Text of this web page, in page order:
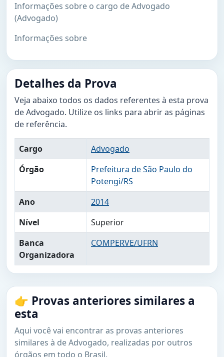
Informações sobre o cargo de Advogado
(Advogado)
Informações sobre
Detalhes da Prova
Veja abaixo todos os dados referentes à esta prova
de Advogado. Utilize os links para abrir as páginas
de referência.
Cargo
Advogado
Órgão
Prefeitura de São Paulo do
Potengi/RS
Ano
2014
Nível
Superior
Banca
Organizadora
COMPERVE/UFRN
👉 Provas anteriores similares a
esta
Aqui você vai encontrar as provas anteriores
similares à de Advogado, realizadas por outros
órgãos em todo o Brasil.